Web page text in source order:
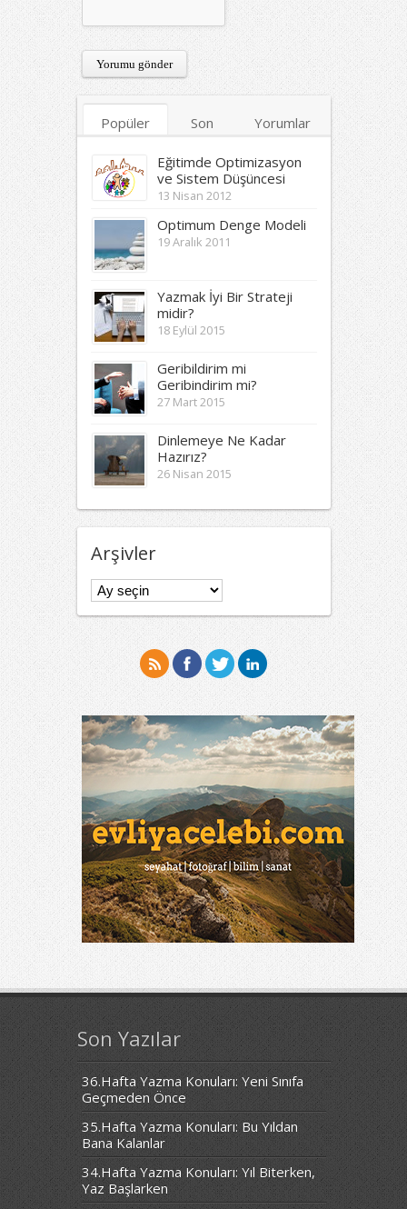
Popüler Son
Yorumlar
Etiketler
Eğitimde Optimizasyon
ve Sistem Düşüncesi
13 Nisan 2012
Optimum Denge Modeli
19 Aralık 2011
Yazmak İyi Bir Strateji
midir?
18 Eylül 2015
Geribildirim mi
Geribindirim mi?
27 Mart 2015
Dinlemeye Ne Kadar
Hazırız?
26 Nisan 2015
Arşivler
Arşivler
Son Yazılar
36.Hafta Yazma Konuları: Yeni Sınıfa
Geçmeden Önce
35.Hafta Yazma Konuları: Bu Yıldan
Bana Kalanlar
34.Hafta Yazma Konuları: Yıl Biterken,
Yaz Başlarken